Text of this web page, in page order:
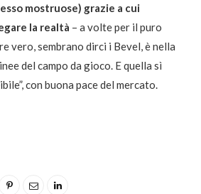
mostruose) grazie a cui
la realtà – a volte per il puro
vero, sembrano dirci i Bevel, è nella
del campo da gioco. E quella sì
con buona pace del mercato.